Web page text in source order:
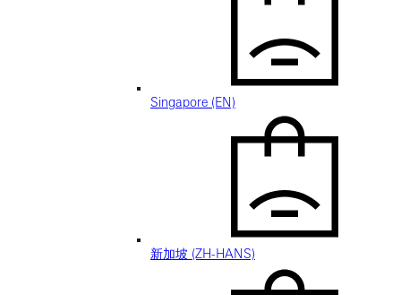
Singapore (EN)
新加坡 (ZH-HANS)